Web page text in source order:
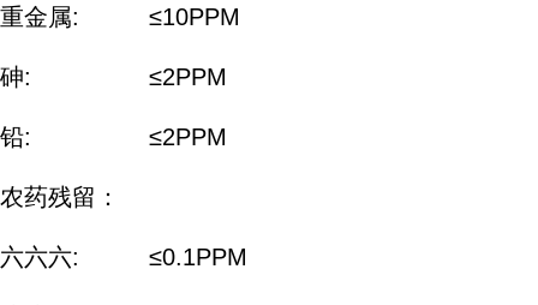
重金属: ≤10PPM
砷: ≤2PPM
铅: ≤2PPM
农药残留：
六六六: ≤0.1PPM